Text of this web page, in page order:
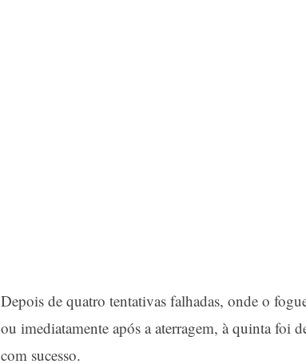
Depois de quatro tentativas falhadas, onde o
ou imediatamente após a aterragem, à quinta foi
com sucesso.